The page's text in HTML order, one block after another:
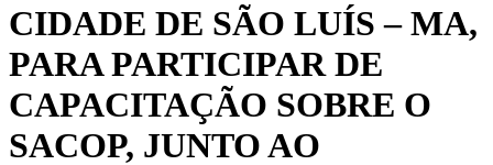
CIDADE DE SÃO LUÍS – MA,
PARA PARTICIPAR DE
CAPACITAÇÃO SOBRE O
SACOP, JUNTO AO